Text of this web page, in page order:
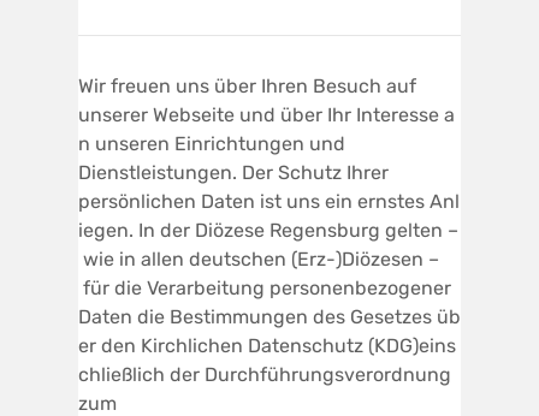
Wir freuen uns über Ihren Besuch auf
unserer Webseite und über Ihr Interesse a
n unseren Einrichtungen und
Dienstleistungen. Der Schutz Ihrer
persönlichen Daten ist uns ein ernstes Anl
iegen. In der Diözese Regensburg gelten –
wie in allen deutschen (Erz-)Diözesen –
für die Verarbeitung personenbezogener
Daten die Bestimmungen des Gesetzes üb
er den Kirchlichen Datenschutz (KDG)eins
chließlich der Durchführungsverordnung
zum